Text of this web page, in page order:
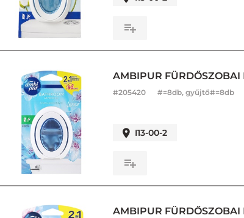
AMBIPUR FÜRDŐSZOBAI
#205420 #=8db, gyűjtő#=8db
I13-00-2
AMBIPUR FÜRDŐSZOBAI